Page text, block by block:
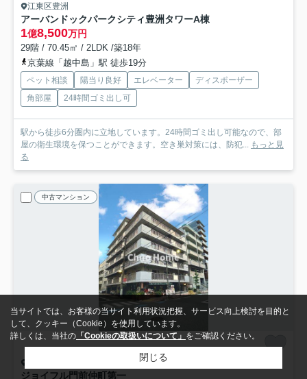
江東区豊洲
アーバンドックパークシティ豊洲タワーA棟
1億8,500万円
29階 / 70.45㎡ / 2LDK /築18年
京葉線「越中島」駅 徒歩19分
ペット相談 陽当り良好 エレベーター
ディスポーザー
角部屋
24時間ゴミ出し可
駅から徒歩6分圏内に立地しています。24時間ゴミ出し可能なので、部
屋の衛生環境を保つことができます。空き巣対策には、防犯... もっと見
る
中古マンション
ジョイフル門前仲町第一
当サイトでは、お客様の当サイト利用状況把握、サービス向上検討を目的と
して、クッキー（Cookie）を使用しています。
詳しくは、当社の 「Cookieの取扱いについて」 をご確認ください。
閉じる